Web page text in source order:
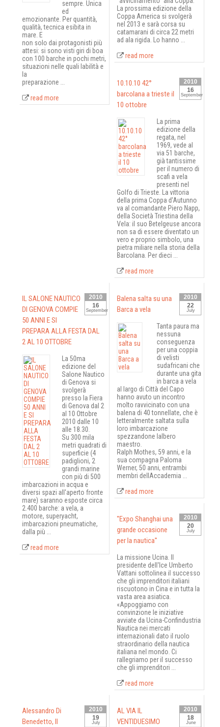
sempre. Unica
ed
emozionante. Per quantità,
qualità, tecnica esibita in
mare. E
non solo dai protagonisti più
attesi: si sono visti giri di boa
con 100 barche in pochi metri,
situazioni nelle quali labilità e
la
preparazione ...
read more
La prossima edizione della
Coppa America si svolgerà
nel 2013 e sarà corsa su
catamarani di circa 22 metri
ad ala rigida. Lo hanno ...
read more
2010
16
September
10.10.10 42°
barcolana a trieste il
10 ottobre
La prima
edizione della
regata, nel
1969, vede al
via 51 barche,
già tantissime
per il numero di
scafi a vela
presenti nel
Golfo di Trieste. La vittoria
della prima Coppa d'Autunno
va al comandante Piero Napp,
della Società Triestina della
Vela: il suo Betelgeuse ancora
non sa di essere diventato un
vero e proprio simbolo, una
pietra miliare nella storia della
Barcolana. Per dieci ...
read more
2010
16
September
IL SALONE NAUTICO
DI GENOVA COMPIE
50 ANNI E SI
PREPARA ALLA FESTA DAL
2 AL 10 OTTOBRE
La 50ma
edizione del
Salone Nautico
di Genova si
svolgerà
presso la Fiera
di Genova dal 2
al 10 Ottobre
2010 dalle 10
alle 18.30.
Su 300 mila
metri quadrati di
superficie (4
padiglioni, 2
grandi marine
con più di 500
imbarcazioni in acqua e
diversi spazi all'aperto fronte
mare) saranno esposte circa
2.400 barche: a vela, a
motore, superyacht,
imbarcazioni pneumatiche,
dalla più ...
read more
2010
22
July
Balena salta su una
Barca a vela
Tanta paura ma
nessuna
conseguenza
per una coppia
di velisti
sudafricani che
durante una gita
in barca a vela
al largo di Città del Capo
hanno avuto un incontro
molto ravvicinato con una
balena di 40 tonnellate, che è
letteralmente saltata sulla
loro imbarcazione
spezzandone lalbero
maestro.
Ralph Mothes, 59 anni, e la
sua compagna Paloma
Werner, 50 anni, entrambi
membri dellAccademia ...
read more
2010
20
July
''Expo Shanghai una
grande occasione
per la nautica''
La missione Ucina. Il
presidente dell'Ice Umberto
Vattani sottolinea il successo
che gli imprenditori italiani
riscuotono in Cina e in tutta la
vasta area asiatica.
«Appoggiamo con
convinzione le iniziative
avviate da Ucina-Confindustria
Nautica nei mercati
internazionali dato il ruolo
straordinario della nautica
italiana nel mondo. Ci
rallegriamo per il successo
che gli imprenditori ...
read more
2010
19
July
Alessandro Di
Benedetto, Il
2010
18
June
AL VIA IL
VENTIDUESIMO